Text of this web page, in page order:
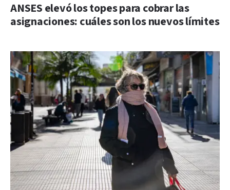
ANSES elevó los topes para cobrar las
asignaciones: cuáles son los nuevos límites